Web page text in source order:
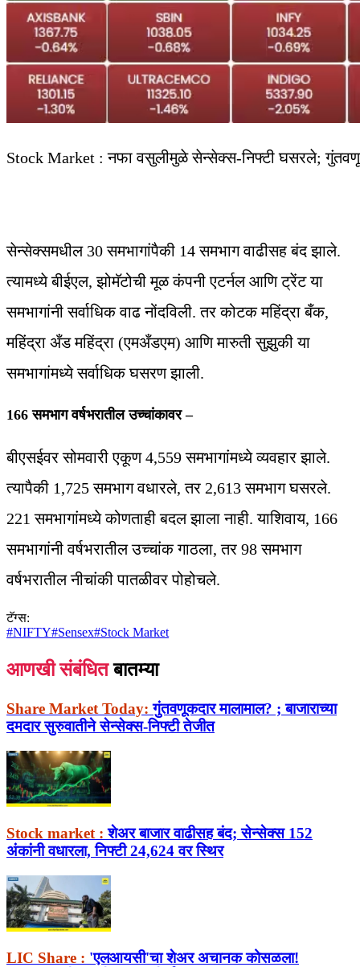
Stock Market : नफा वसुलीमुळे सेन्सेक्स-निफ्टी घसरले;
सेन्सेक्समधील 30 समभागांपैकी 14 समभाग वाढीसह बंद झाले.
त्यामध्ये बीईएल, झोमॅटोची मूळ कंपनी एटर्नल आणि ट्रेंट या
समभागांनी सर्वाधिक वाढ नोंदविली. तर कोटक महिंद्रा बँक,
महिंद्रा अँड महिंद्रा (एमअँडएम) आणि मारुती सुझुकी या
समभागांमध्ये सर्वाधिक घसरण झाली.
166 समभाग वर्षभरातील उच्चांकावर –
बीएसईवर सोमवारी एकूण 4,559 समभागांमध्ये व्यवहार झाले.
त्यापैकी 1,725 समभाग वधारले, तर 2,613 समभाग घसरले.
221 समभागांमध्ये कोणताही बदल झाला नाही. याशिवाय, 166
समभागांनी वर्षभरातील उच्चांक गाठला, तर 98 समभाग
वर्षभरातील नीचांकी पातळीवर पोहोचले.
टॅग्स:
#NIFTY#Sensex#Stock Market
आणखी संबंधित बातम्या
Share Market Today: गुंतवणूकदार मालामाल? ; बाजाराच्या
दमदार सुरुवातीने सेन्सेक्स-निफ्टी तेजीत
Stock market : शेअर बाजार वाढीसह बंद; सेन्सेक्स 152
अंकांनी वधारला, निफ्टी 24,624 वर स्थिर
LIC Share : 'एलआयसी'चा शेअर अचानक कोसळला!